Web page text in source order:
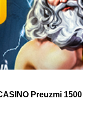
Preuzmi 1500